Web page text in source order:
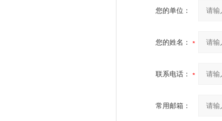
您的单位：
您的姓名：
联系电话：
常用邮箱：